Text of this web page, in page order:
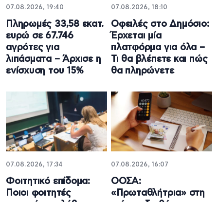
07.08.2026, 19:40
Πληρωμές 33,58 εκατ.
ευρώ σε 67.746
αγρότες για
λιπάσματα – Άρχισε η
ενίσχυση του 15%
07.08.2026, 18:10
Οφειλές στο Δημόσιο:
Έρχεται μία
πλατφόρμα για όλα –
Τι θα βλέπετε και πώς
θα πληρώνετε
07.08.2026, 17:34
Φοιτητικό επίδομα:
Ποιοι φοιτητές
07.08.2026, 16:07
ΟΟΣΑ:
«Πρωταθλήτρια» στη